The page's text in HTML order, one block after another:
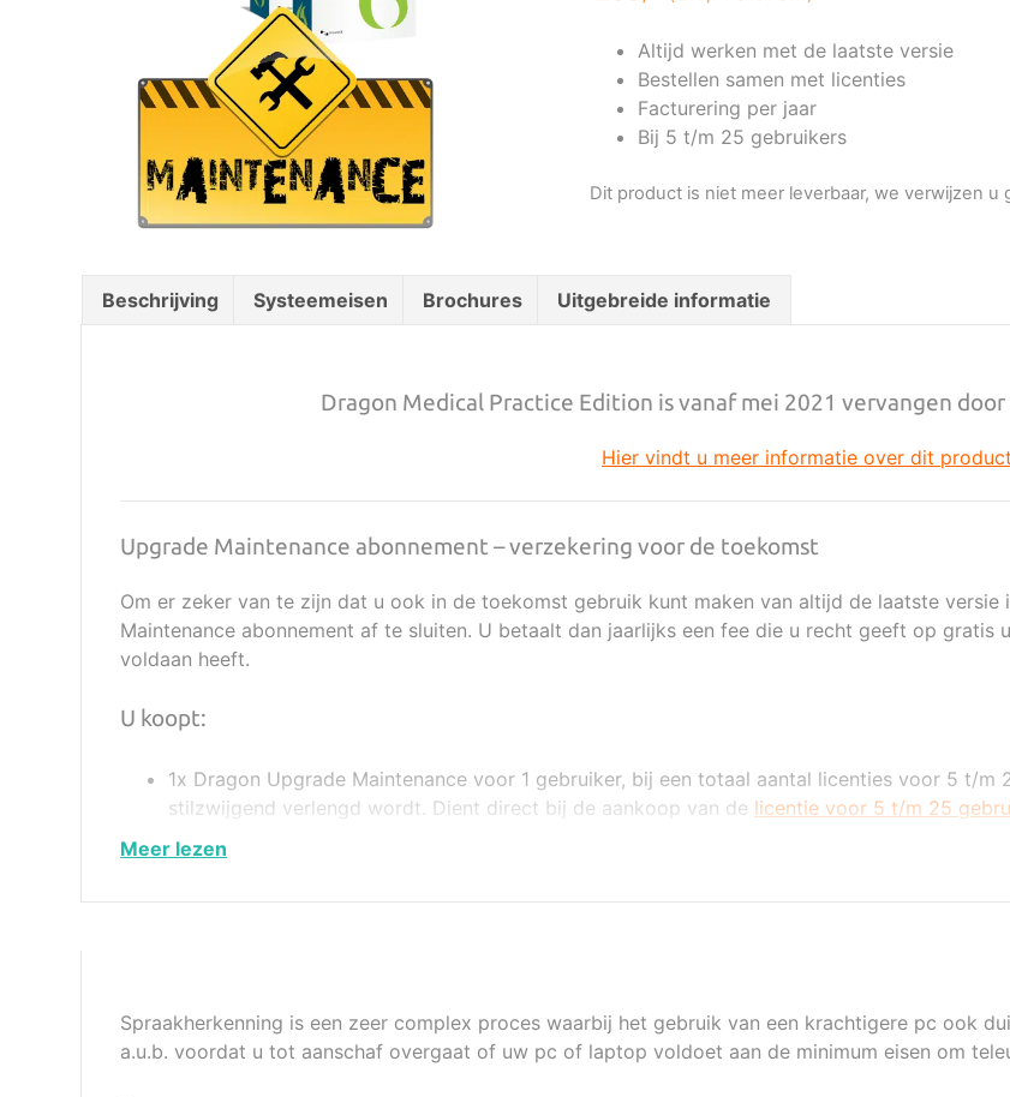
Altijd werken met de laatste versie
Bestellen samen met licenties
Facturering per jaar
Bij 5 t/m 25 gebruikers
Dit product is niet meer leverbaar, we verwijzen
Beschrijving Systeemeisen Brochures Uitgebreide informatie
Dragon Medical Practice Edition is vanaf mei 2021 vervangen
Hier vindt u meer informatie over dit product
Upgrade Maintenance abonnement – verzekering voor de toekomst
Om er zeker van te zijn dat u ook in de toekomst gebruik kunt maken van altijd de laatste
Maintenance abonnement af te sluiten. U betaalt dan jaarlijks een fee die u recht geeft op gratis
voldaan heeft.
U koopt:
1x Dragon Upgrade Maintenance voor 1 gebruiker, bij een totaal aantal licenties voor 5 t/
stilzwijgend verlengd wordt. Dient direct bij de aankoop van de licentie voor 5 t/m 25
dient u eenmaal deze maintenance aan te kopen.
Spraakherkenning is een zeer complex proces waarbij het gebruik van een krachtigere pc ook
a.u.b. voordat u tot aanschaf overgaat of uw pc of laptop voldoet aan de minimum eisen om